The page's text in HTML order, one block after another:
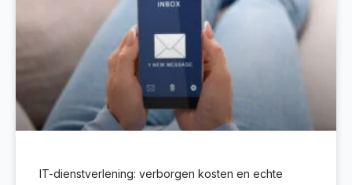
IT-dienstverlening: verborgen kosten en echte